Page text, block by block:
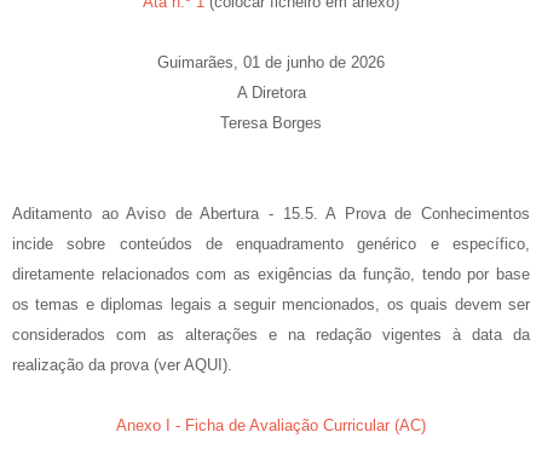
Guimarães, 01 de junho de 2026
A Diretora
Teresa Borges
Aditamento ao Aviso de Abertura - 15.5. A Prova de Conhecimentos
incide sobre conteúdos de enquadramento genérico e específico,
diretamente relacionados com as exigências da função, tendo por base
os temas e diplomas legais a seguir mencionados, os quais devem ser
considerados com as alterações e na redação vigentes à data da
realização da prova (ver AQUI).
Anexo I - Ficha de Avaliação Curricular (AC)